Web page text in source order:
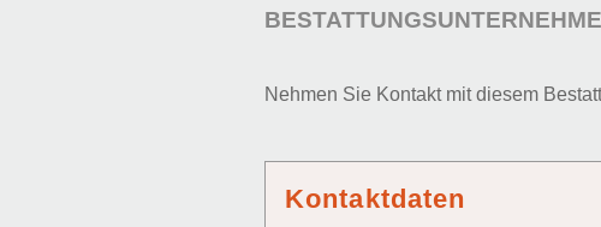
Nehmen Sie Kontakt mit diesem
Kontaktdaten